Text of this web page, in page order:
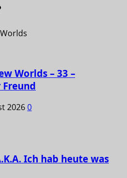
Worlds – 33 –
20260
Ich hab heute was